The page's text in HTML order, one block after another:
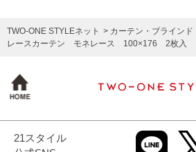
TWO-ONE STYLEネット
カーテン・ブラインド
レースカーテン モネレース 100×176 2枚入
21スタイル